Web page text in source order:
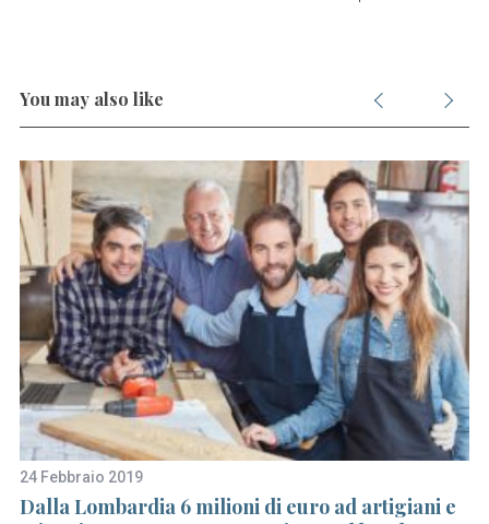
You may also like
24 Febbraio 2019
Dalla Lombardia 6 milioni di euro ad artigiani e